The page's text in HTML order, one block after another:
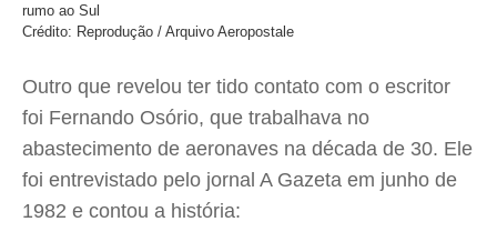
rumo ao Sul
Crédito: Reprodução / Arquivo Aeropostale
Outro que revelou ter tido contato com o escritor
foi Fernando Osório, que trabalhava no
abastecimento de aeronaves na década de 30. Ele
foi entrevistado pelo jornal A Gazeta em junho de
1982 e contou a história: